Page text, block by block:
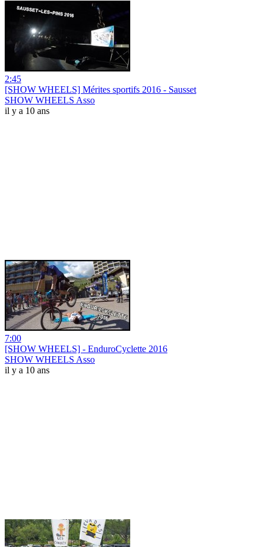
2:45
[SHOW WHEELS] Mérites sportifs 2016 - Sausset
SHOW WHEELS Asso
il y a 10 ans
7:00
[SHOW WHEELS] - EnduroCyclette 2016
SHOW WHEELS Asso
il y a 10 ans